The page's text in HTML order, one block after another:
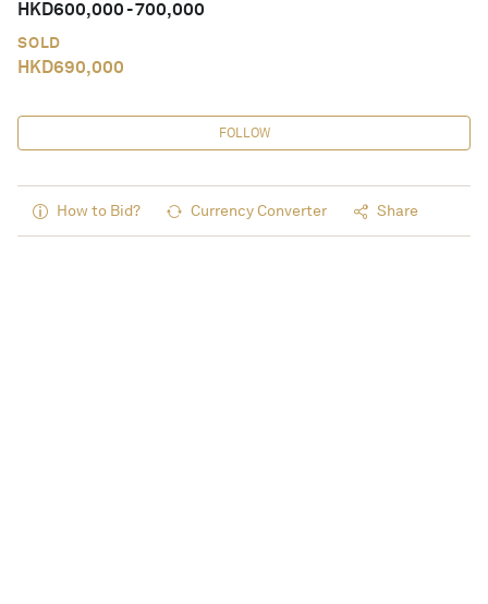
HKD600,000-700,000
SOLD
HKD690,000
FOLLOW
How to Bid? Currency Converter Share